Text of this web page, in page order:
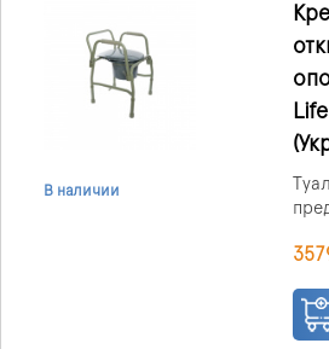
или
В наличии